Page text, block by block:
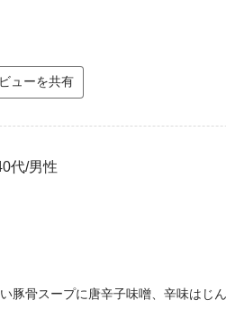
ューを共有
代/男性
豚骨スープに唐辛子味噌、辛味はじ